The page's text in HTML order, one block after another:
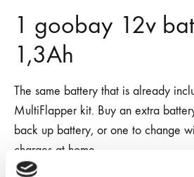
1 goobay 12v
1,3Ah
The same battery that is already
MultiFlapper kit. Buy an extra
back up battery, or one to change
charges at home.